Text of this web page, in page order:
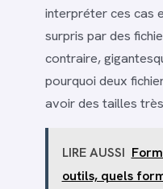
interpréter ces cas
surpris par des
contraire,
pourquoi deux
avoir des tailles
LIRE AUSSI
outils, quels